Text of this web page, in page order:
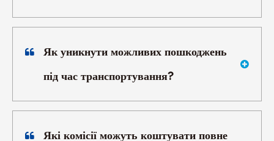
Як уникнути можливих пошкоджень
під час транспортування?
Які комісії можуть коштувати повне